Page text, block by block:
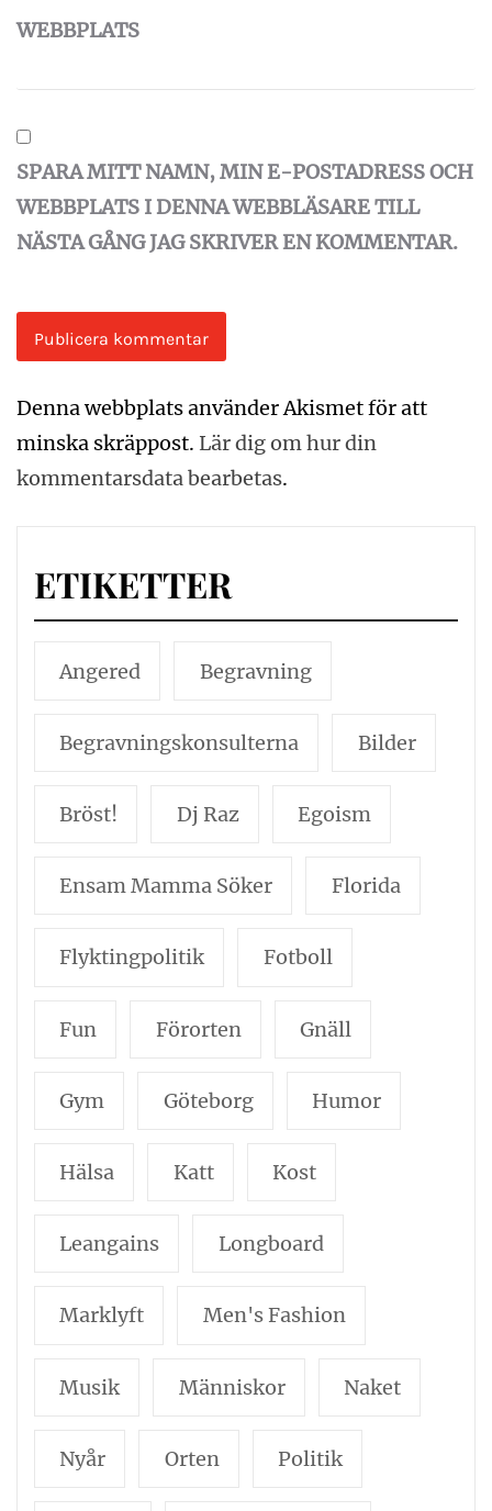
WEBBPLATS
SPARA MITT NAMN, MIN E-POSTADRESS OCH
WEBBPLATS I DENNA WEBBLÄSARE TILL
NÄSTA GÅNG JAG SKRIVER EN KOMMENTAR.
Denna webbplats använder Akismet för att
minska skräppost. Lär dig om hur din
kommentarsdata bearbetas.
ETIKETTER
Angered Begravning
Begravningskonsulterna Bilder
Bröst! Dj Raz Egoism
Ensam Mamma Söker Florida
Flyktingpolitik Fotboll
Fun Förorten Gnäll
Gym Göteborg Humor
Hälsa Katt Kost
Leangains Longboard
Marklyft Men's Fashion
Musik Människor Naket
Nyår Orten Politik